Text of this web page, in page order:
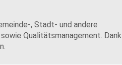
, Stadt- und andere
Qualitätsmanagement. Dank